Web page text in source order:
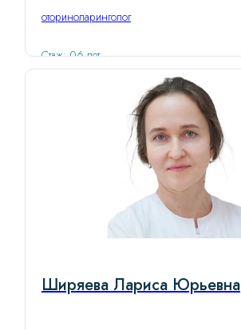
оториноларинголог
Стаж: 06 лет
Ширяева Лариса Юрьевна